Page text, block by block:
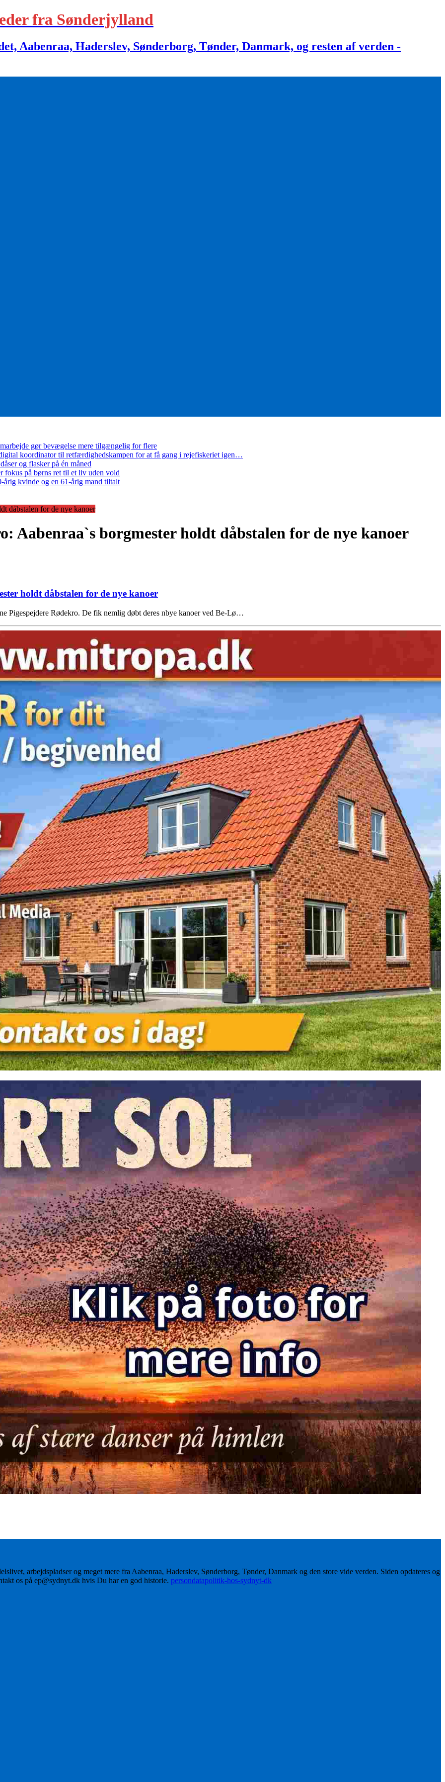
fra Sønderjylland
Aabenraa, Haderslev, Sønderborg, Tønder, Danmark, og resten af verden -
gør bevægelse mere tilgængelig for flere
koordinator til retfærdighedskampen for at få gang i rejefiskeriet igen…
og flasker på én måned
fokus på børns ret til et liv uden vold
kvinde og en 61-årig mand tiltalt
dåbstalen for de nye kanoer
Aabenraa`s borgmester holdt dåbstalen for de nye kanoer
holdt dåbstalen for de nye kanoer
Pigespejdere Rødekro. De fik nemlig døbt deres nbye kanoer ved Be-Lø…
arbejdspladser og meget mere fra Aabenraa, Haderslev, Sønderborg, Tønder, Danmark og den store vide verden. Siden opdateres og
os på ep@sydnyt.dk hvis Du har en god historie. persondatapolitik-hos-sydnyt-dk